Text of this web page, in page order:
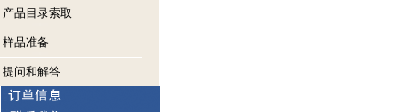
产品目录索取
样品准备
提问和解答